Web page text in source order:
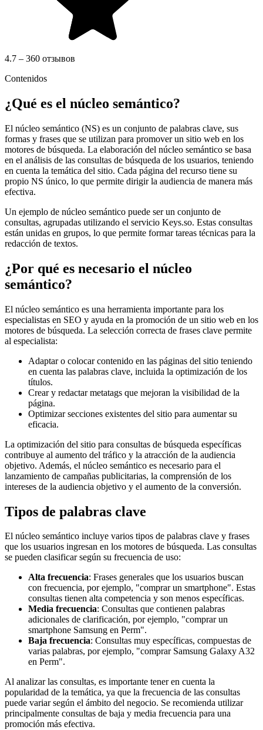
4.7 – 360 отзывов
Contenidos
¿Qué es el núcleo semántico?
El núcleo semántico (NS) es un conjunto de palabras clave, sus
formas y frases que se utilizan para promover un sitio web en los
motores de búsqueda. La elaboración del núcleo semántico se basa
en el análisis de las consultas de búsqueda de los usuarios, teniendo
en cuenta la temática del sitio. Cada página del recurso tiene su
propio NS único, lo que permite dirigir la audiencia de manera más
efectiva.
Un ejemplo de núcleo semántico puede ser un conjunto de
consultas, agrupadas utilizando el servicio Keys.so. Estas consultas
están unidas en grupos, lo que permite formar tareas técnicas para la
redacción de textos.
¿Por qué es necesario el núcleo
semántico?
El núcleo semántico es una herramienta importante para los
especialistas en SEO y ayuda en la promoción de un sitio web en los
motores de búsqueda. La selección correcta de frases clave permite
al especialista:
Adaptar o colocar contenido en las páginas del sitio teniendo
en cuenta las palabras clave, incluida la optimización de los
títulos.
Crear y redactar metatags que mejoran la visibilidad de la
página.
Optimizar secciones existentes del sitio para aumentar su
eficacia.
La optimización del sitio para consultas de búsqueda específicas
contribuye al aumento del tráfico y la atracción de la audiencia
objetivo. Además, el núcleo semántico es necesario para el
lanzamiento de campañas publicitarias, la comprensión de los
intereses de la audiencia objetivo y el aumento de la conversión.
Tipos de palabras clave
El núcleo semántico incluye varios tipos de palabras clave y frases
que los usuarios ingresan en los motores de búsqueda. Las consultas
se pueden clasificar según su frecuencia de uso:
Alta frecuencia: Frases generales que los usuarios buscan
con frecuencia, por ejemplo, "comprar un smartphone". Estas
consultas tienen alta competencia y son menos específicas.
Media frecuencia: Consultas que contienen palabras
adicionales de clarificación, por ejemplo, "comprar un
smartphone Samsung en Perm".
Baja frecuencia: Consultas muy específicas, compuestas de
varias palabras, por ejemplo, "comprar Samsung Galaxy A32
en Perm".
Al analizar las consultas, es importante tener en cuenta la
popularidad de la temática, ya que la frecuencia de las consultas
puede variar según el ámbito del negocio. Se recomienda utilizar
principalmente consultas de baja y media frecuencia para una
promoción más efectiva.